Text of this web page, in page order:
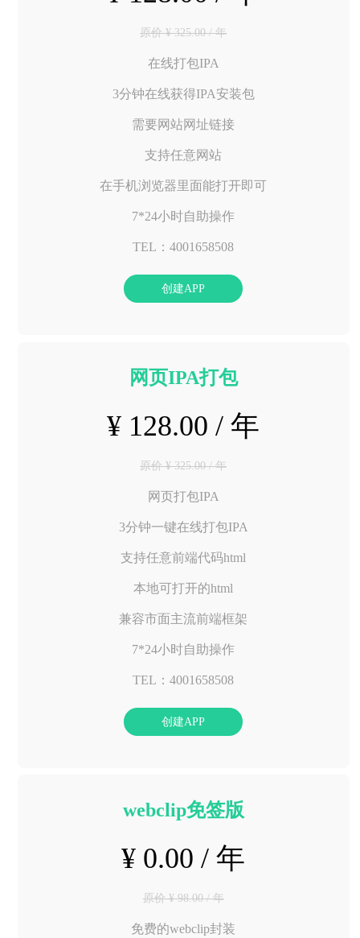
原价 ¥ 325.00 / 年
在线打包IPA
3分钟在线获得IPA安装包
需要网站网址链接
支持任意网站
在手机浏览器里面能打开即可
7*24小时自助操作
TEL：4001658508
创建APP
网页IPA打包
¥ 128.00 / 年
原价 ¥ 325.00 / 年
网页打包IPA
3分钟一键在线打包IPA
支持任意前端代码html
本地可打开的html
兼容市面主流前端框架
7*24小时自助操作
TEL：4001658508
创建APP
webclip免签版
¥ 0.00 / 年
原价 ¥ 98.00 / 年
免费的webclip封装